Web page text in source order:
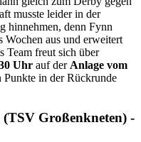
musste leider in der
hinnehmen, denn Fynn
Wochen aus und erweitert
Team freut sich über
Uhr auf der Anlage vom
Punkte in der Rückrunde
Großenkneten) -